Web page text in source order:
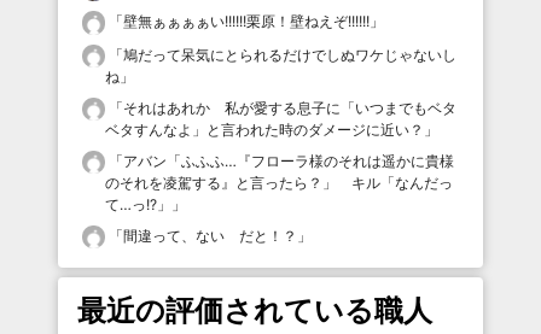
「壁無ぁぁぁぁい!!!!!!栗原！壁ねえぞ!!!!!! 」
「鳩だって呆気にとられるだけでしぬワケじゃないし
ね 」
「それはあれか 私が愛する息子に「いつまでもベタ
ベタすんなよ」と言われた時のダメージに近い？ 」
「アバン「ふふふ…『フローラ様のそれは遥かに貴様
のそれを凌駕する』と言ったら？」 キル「なんだっ
て…っ!?」
」
「間違って、ない だと！？ 」
最近の評価されている職人